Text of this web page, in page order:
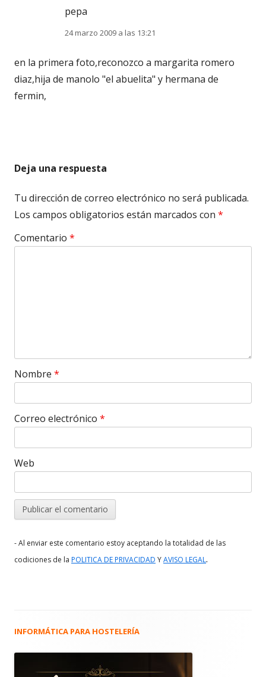
pepa
24 marzo 2009 a las 13:21
en la primera foto,reconozco a margarita romero
diaz,hija de manolo "el abuelita" y hermana de
fermin,
Deja una respuesta
Tu dirección de correo electrónico no será publicada.
Los campos obligatorios están marcados con *
Comentario *
Nombre *
Correo electrónico *
Web
- Al enviar este comentario estoy aceptando la totalidad de las
codiciones de la POLITICA DE PRIVACIDAD YAVISO LEGAL.
Barra
INFORMÁTICA PARA HOSTELERÍA